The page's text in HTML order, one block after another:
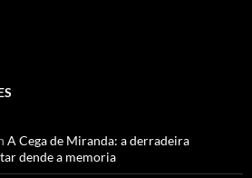
A Cega de Miranda: a derradeira
dende a memoria